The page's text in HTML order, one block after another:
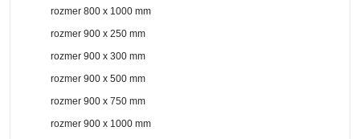
rozmer 800 x 1000 mm
rozmer 900 x 250 mm
rozmer 900 x 300 mm
rozmer 900 x 500 mm
rozmer 900 x 750 mm
rozmer 900 x 1000 mm